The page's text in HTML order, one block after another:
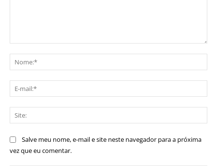
Salve meu nome, e-mail e site neste navegador para a próxima
vez que eu comentar.